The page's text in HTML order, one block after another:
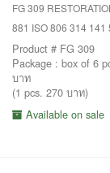
FG 309
881 ISO 806 314 141
Product # FG 309
Package : box of 6
บาท
(1 pcs. 270 บาท)
Available on sale